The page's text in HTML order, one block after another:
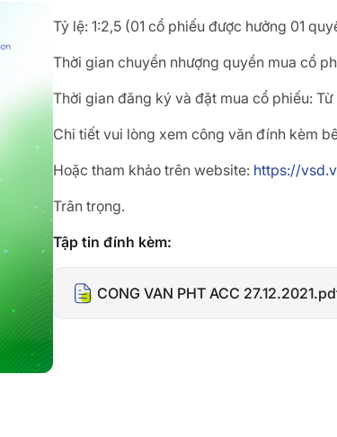
Tỷ lệ: 1:2,5 (01 cổ phiếu được hưởng 01
Thời gian chuyển nhượng quyền mua cổ
Thời gian đăng ký và đặt mua cổ phiếu:
Chi tiết vui lòng xem công văn đính kèm
Hoặc tham khảo trên website: https://
Trân trọng.
Tập tin đính kèm:
CONG VAN PHT ACC